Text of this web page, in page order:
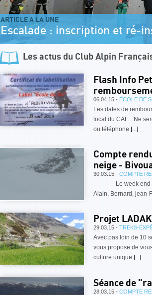
ARTICLE A LA UNE
Escalade : inscription et ré-
Les actus du Club Alpin
Flash Info
06.04.15 - ÉCOLE DE
Les dates de
local du CAF. Ne
ou téléphone [...]
Compte
neige -
30.03.15 - COMPTE
Le week end du
Alain, Bernard, jean-
Projet
29.03.15 - TREKS-
Avec pas loin de 10
vous propose de
culture unique [...]
Séance de
28.03.15 - COMPTE